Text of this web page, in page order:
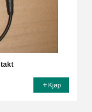
takt
Kjøp